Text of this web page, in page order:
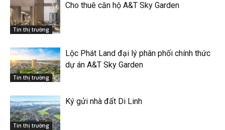
Tin thị trường
Cho thuê căn hộ A&T Sky Garden
Tin thị trường
Lộc Phát Land đại lý phân phối chính thức
dự án A&T Sky Garden
Tin thị trường
Ký gửi nhà đất Di Linh